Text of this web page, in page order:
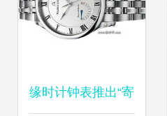
缘时计钟表推出“寄